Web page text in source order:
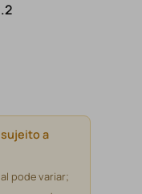
a
pode variar;